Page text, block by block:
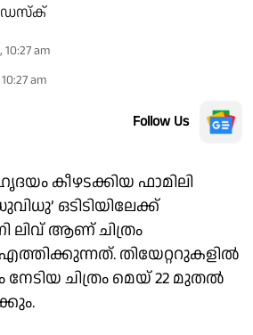
10:27 am
am
Follow Us
കീഴടക്കിയ ഫാമിലി
ഒടിടിയിലേക്ക്
ആണ് ചിത്രം
തിയേറ്ററുകളിൽ
നേടിയ ചിത്രം മെയ് 22 മുതൽ